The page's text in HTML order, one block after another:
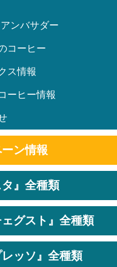
ンバサダー
コーヒー
ス情報
ーヒー情報
ン情報
タ』全種類
ェグスト』全種類
レッソ』全種類